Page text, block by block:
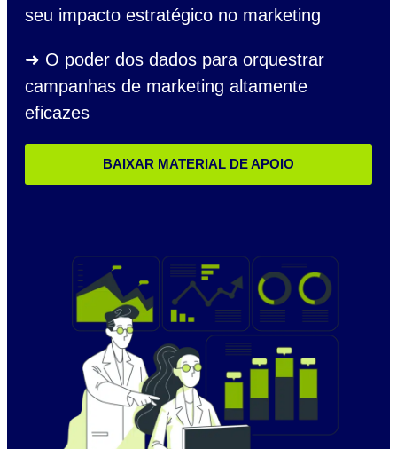
seu impacto estratégico no marketing
➜ O poder dos dados para orquestrar
campanhas de marketing altamente
eficazes
BAIXAR MATERIAL DE APOIO